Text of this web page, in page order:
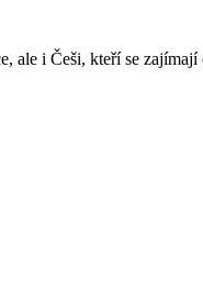
ale i Češi, kteří se